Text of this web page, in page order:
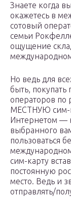
Знаете когда
окажетесь в
сотовый
семьи
ощущение
Но ведь для
быть, покупать
операторов по
МЕСТНУЮ сим-
Интернетом —
выбранного
пользоваться
сим-карту
постоянную
место. Ведь и
отправлять/